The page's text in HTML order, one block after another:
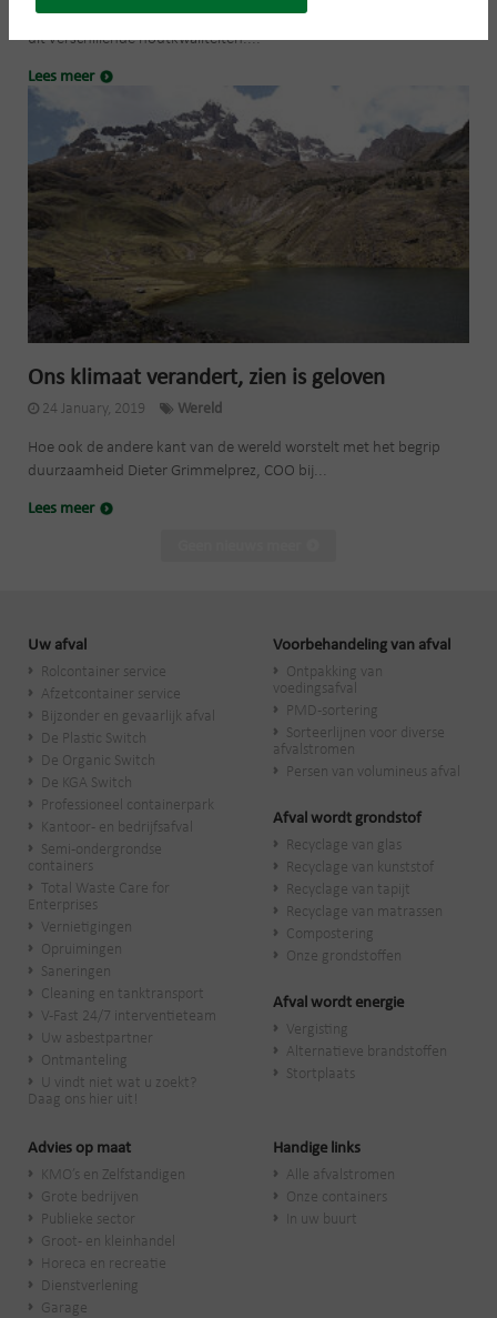
Vanheede zamelt jaarlijks ca. 50 000 ton houtafval in dat bestaat
uit verschillende houtkwaliteiten....
Lees meer
Ons klimaat verandert, zien is geloven
24 January, 2019 Wereld
Hoe ook de andere kant van de wereld worstelt met het begrip
duurzaamheid Dieter Grimmelprez, COO bij...
Lees meer
Uw afval
Rolcontainer service
Afzetcontainer service
Bijzonder en gevaarlijk afval
De Plastic Switch
De Organic Switch
De KGA Switch
Professioneel containerpark
Kantoor- en bedrijfsafval
Semi-ondergrondse
containers
Total Waste Care for
Enterprises
Vernietigingen
Opruimingen
Saneringen
Cleaning en tanktransport
V-Fast 24/7 interventieteam
Uw asbestpartner
Ontmanteling
U vindt niet wat u zoekt?
Daag ons hier uit!
Voorbehandeling van afval
Ontpakking van
voedingsafval
PMD-sortering
Sorteerlijnen voor diverse
afvalstromen
Persen van volumineus afval
Afval wordt grondstof
Recyclage van glas
Recyclage van kunststof
Recyclage van tapijt
Recyclage van matrassen
Compostering
Onze grondstoffen
Afval wordt energie
Vergisting
Alternatieve brandstoffen
Stortplaats
Advies op maat
KMO’s en Zelfstandigen
Grote bedrijven
Publieke sector
Groot- en kleinhandel
Horeca en recreatie
Dienstverlening
Garage
Handige links
Alle afvalstromen
Onze containers
In uw buurt